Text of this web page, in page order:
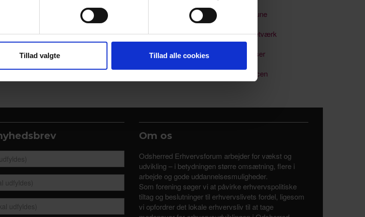
af vores hjemmeside med vores partnere inden for sociale medier,
Tillad valgte Tillad alle cookies
Odsherred Kommune
Soloselvstændignetværk
Uddannelse & kurser
Uddannelsesalliancen
Om os
Odsherred Erhvervsforum arbejder for vækst og
udvikling – i betydningen større omsætning, flere i
arbejde og gode uddannelsesmuligheder.
Som forening søger vi at påvirke erhvervspolitiske
tiltag og beslutninger til erhvervslivets fordel, ligesom
vi opfordrer det lokale erhvervsliv til at tage